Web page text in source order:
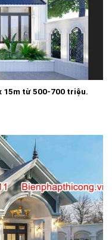
15m từ 500-700 triệu.